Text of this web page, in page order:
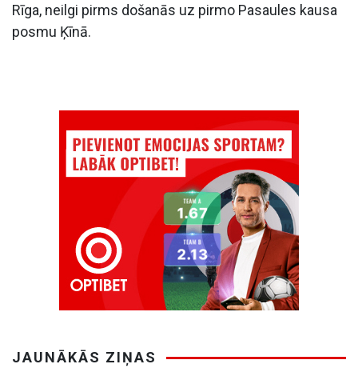
Rīga, neilgi pirms došanās uz pirmo Pasaules kausa
posmu Ķīnā.
JAUNĀKĀS ZIŅAS